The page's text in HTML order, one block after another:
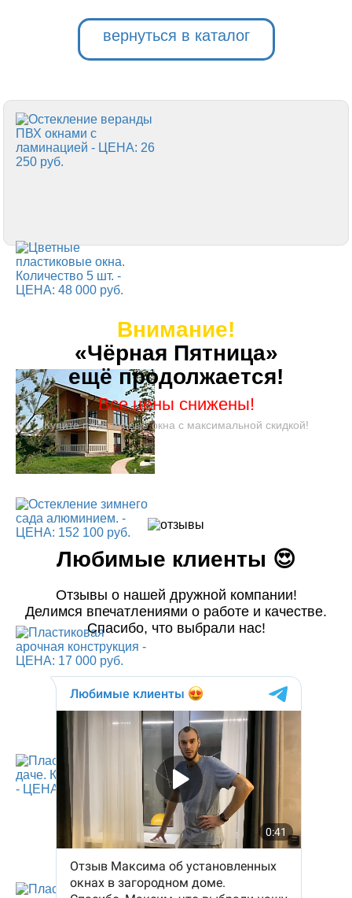
вернуться в каталог
Внимание!
«Чёрная Пятница»
ещё продолжается!
Все цены снижены!
Купите пластиковые окна с максимальной скидкой!
Любимые клиенты 😍
Отзывы о нашей дружной компании!
Делимся впечатлениями о работе и качестве.
Спасибо, что выбрали нас!